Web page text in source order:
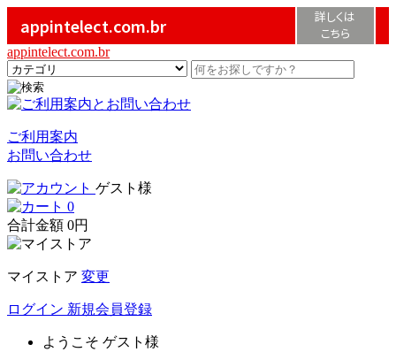
appintelect.com.br
詳しくは
こちら
appintelect.com.br
ご利用案内
お問い合わせ
ゲスト様
0
合計金額 0円
マイストア 変更
ログイン 新規会員登録
ようこそ ゲスト様